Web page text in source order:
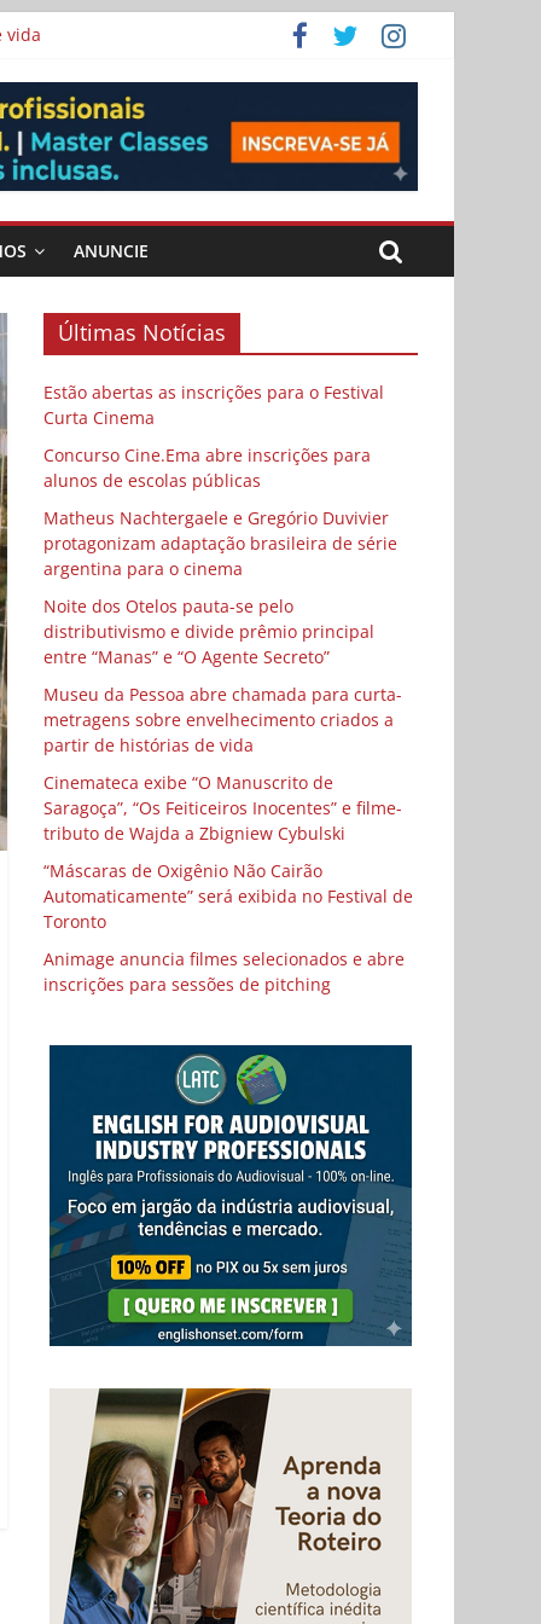
ANUNCIE
Últimas Notícias
Estão abertas as inscrições para o Festival
Curta Cinema
Concurso Cine.Ema abre inscrições para
alunos de escolas públicas
Matheus Nachtergaele e Gregório Duvivier
protagonizam adaptação brasileira de série
argentina para o cinema
Noite dos Otelos pauta-se pelo
distributivismo e divide prêmio principal
entre “Manas” e “O Agente Secreto”
Museu da Pessoa abre chamada para curta-
metragens sobre envelhecimento criados a
partir de histórias de vida
Cinemateca exibe “O Manuscrito de
Saragoça”, “Os Feiticeiros Inocentes” e filme-
tributo de Wajda a Zbigniew Cybulski
“Máscaras de Oxigênio Não Cairão
Automaticamente” será exibida no Festival de
Toronto
Animage anuncia filmes selecionados e abre
inscrições para sessões de pitching